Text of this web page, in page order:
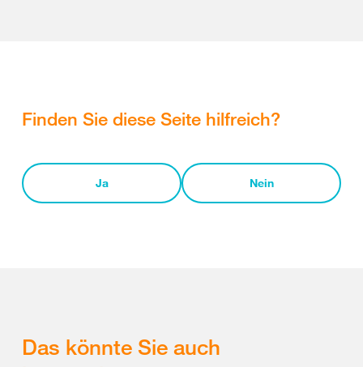
Finden Sie diese Seite hilfreich?
Ja Nein
Das könnte Sie auch